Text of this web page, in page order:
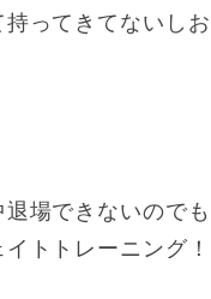
ってきてないしお
場できないのでも
トトレーニング！